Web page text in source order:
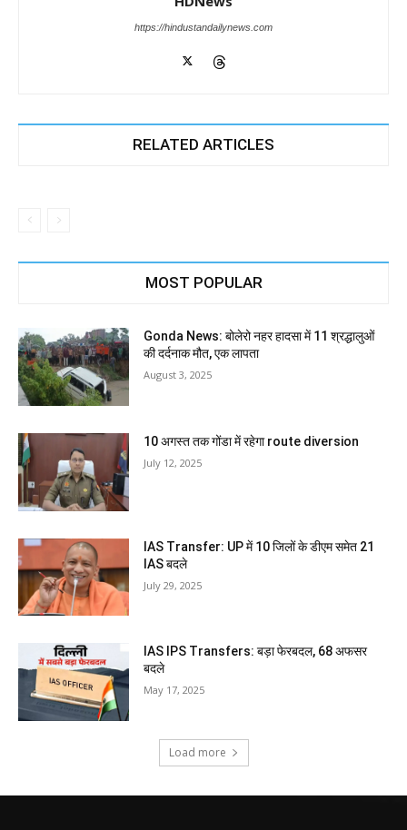
https://hindustandailynews.com
RELATED ARTICLES
MOST POPULAR
Gonda News: बोलेरो नहर हादसा में 11 श्रद्धालुओं
की दर्दनाक मौत, एक लापता
August 3, 2025
10 अगस्त तक गोंडा में रहेगा route diversion
July 12, 2025
IAS Transfer: UP में 10 जिलों के डीएम समेत 21
IAS बदले
July 29, 2025
IAS IPS Transfers: बड़ा फेरबदल, 68 अफसर
बदले
May 17, 2025
Load more